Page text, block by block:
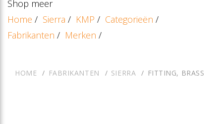
Shop meer
Home / Sierra / KMP / Categorieën /
Fabrikanten / Merken /
HOME FABRIKANTEN SIERRA FITTING, BRASS